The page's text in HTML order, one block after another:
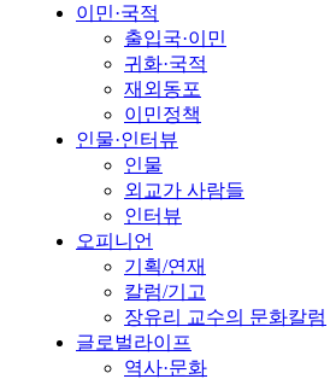
이민·국적
출입국·이민
귀화·국적
재외동포
이민정책
인물·인터뷰
인물
외교가 사람들
인터뷰
오피니언
기획/연재
칼럼/기고
장유리 교수의 문화칼럼
글로벌라이프
역사·문화